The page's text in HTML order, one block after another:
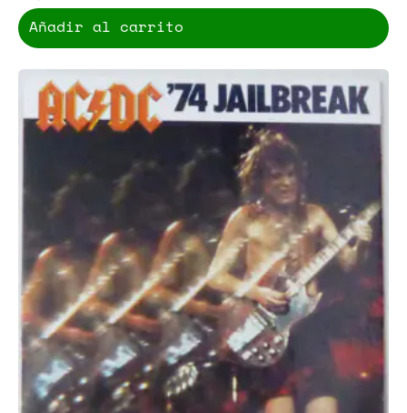
Añadir al carrito